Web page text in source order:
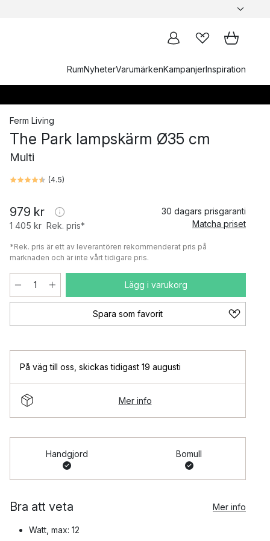
RumNyheterVarumärkenKampanjerInspiration
Ferm Living
The Park lampskärm Ø35 cm
Multi
(4.5)
979 kr
1 405 kr Rek. pris*
30 dagars prisgaranti
Matcha priset
*Rek. pris är ett av leverantören rekommenderat pris på
marknaden och är inte vårt tidigare pris.
Lägg i varukorg
Spara som favorit
På väg till oss skickas tidigast 19 augusti
Mer info
Handgjord Bomull
Bra att veta Mer info
Watt, max: 12